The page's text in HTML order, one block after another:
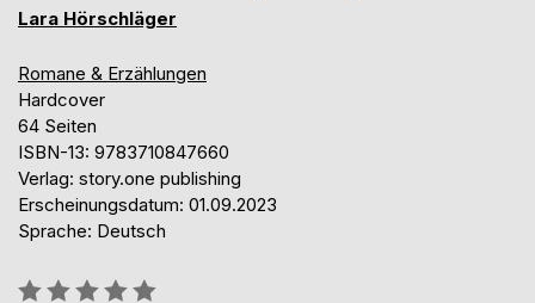
Lara Hörschläger
Romane & Erzählungen
Hardcover
64 Seiten
ISBN-13: 9783710847660
Verlag: story.one publishing
Erscheinungsdatum: 01.09.2023
Sprache: Deutsch
Bewertung::